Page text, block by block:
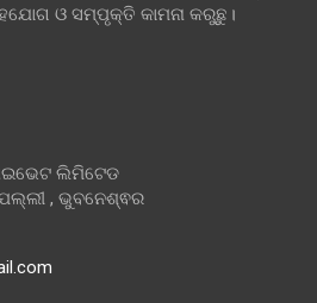
ଓ ସମ୍ପୃକ୍ତି କାମନା କରୁଛୁ।
ଲିମିଟେଡ
, ଭୁବନେଶ୍ଵର